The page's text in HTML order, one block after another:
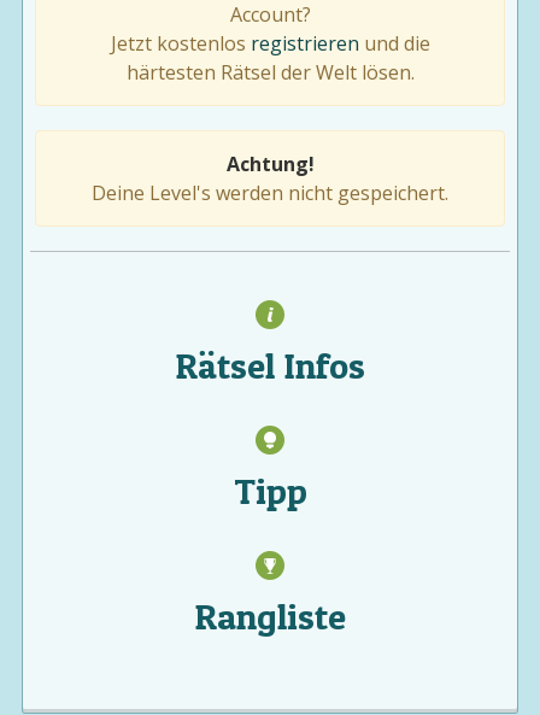
Account?
Jetzt kostenlos registrieren und die
härtesten Rätsel der Welt lösen.
Achtung!
Deine Level's werden nicht gespeichert.
Rätsel Infos
Tipp
Rangliste